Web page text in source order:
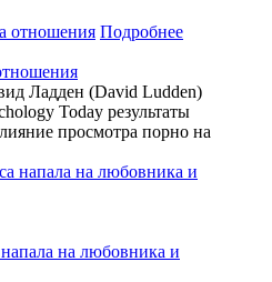
Подробнее
Ладден (David Ludden)
Today результаты
просмотра порно на
на любовника и